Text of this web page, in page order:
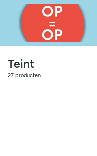
Teint
27 producten